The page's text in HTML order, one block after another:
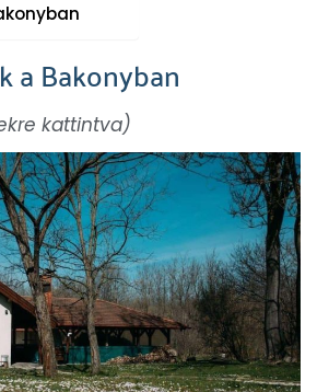
a Bakonyban
kattintva)